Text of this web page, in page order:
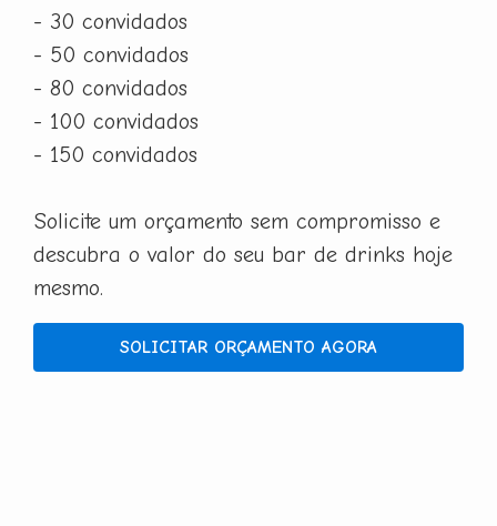
- 30 convidados
- 50 convidados
- 80 convidados
- 100 convidados
- 150 convidados
Solicite um orçamento sem compromisso e
descubra o valor do seu bar de drinks hoje
mesmo.
SOLICITAR ORÇAMENTO AGORA